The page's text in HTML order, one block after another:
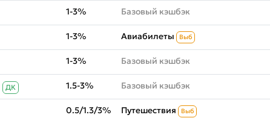
1-3% Базовый кэшбэк
1-3% Авиабилеты Выб
1-3% Базовый кэшбэк
ДК 1.5-3% Базовый кэшбэк
0.5/1.3/3% Путешествия Выб